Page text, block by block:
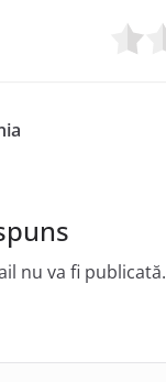
nu va fi publicată.